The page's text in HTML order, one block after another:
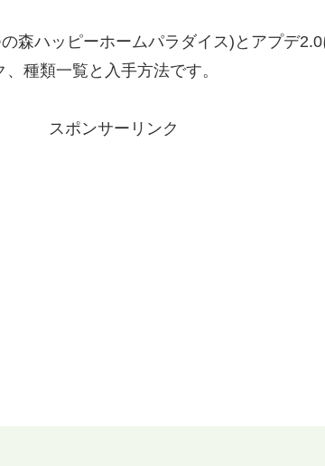
森ハッピーホームパラダイス)とアプデ
種類一覧と入手方法です。
スポンサーリンク